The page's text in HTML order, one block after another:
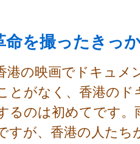
命を撮ったきっ
の映画でドキュメ
とがなく、香港の
るのは初めてです
すが、香港の人た